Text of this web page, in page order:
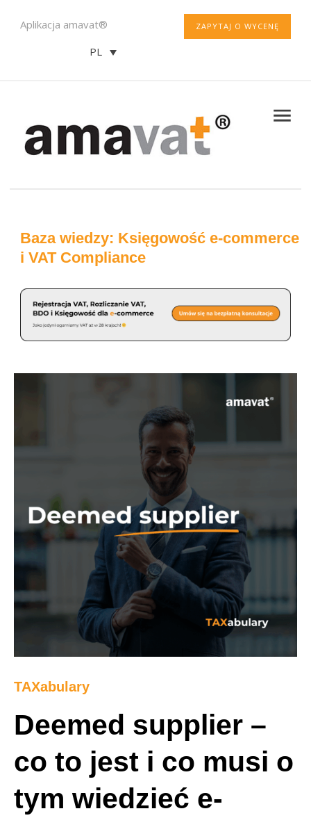
ZAPYTAJ O WYCENĘ
Aplikacja amavat®
PL
Baza wiedzy: Księgowość e-commerce
i VAT Compliance
TAXabulary
Deemed supplier –
co to jest i co musi o
tym wiedzieć e-